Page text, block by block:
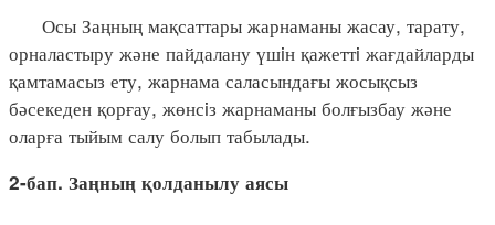
Осы Заңның мақсаттары жарнаманы жасау, тарату,
орналастыру және пайдалану үшiн қажеттi жағдайларды
қамтамасыз ету, жарнама саласындағы жосықсыз
бәсекеден қорғау, жөнсiз жарнаманы болғызбау және
оларға тыйым салу болып табылады.
2-бап. Заңның қолданылу аясы